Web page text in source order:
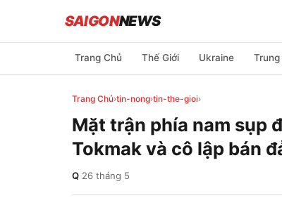
SAIGONNEWS
Trang Chủ Thế Giới Ukraine
Trang Chủ›tin-nong›tin-the-gioi›
Mặt trận phía nam sụp
Tokmak và cô lập bán
Q·26 tháng 5